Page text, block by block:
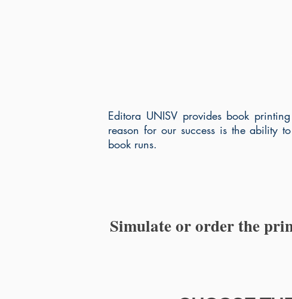
Editora UNISV provides book
reason for our success is the ability
book runs.
Simulate or order the